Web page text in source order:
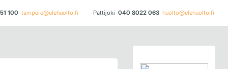
100 tampere@elehuolto.fi Pattijoki040 8022 063 huolto@elehuolto.fi